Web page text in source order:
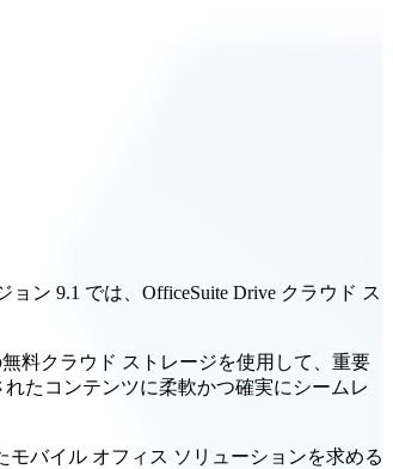
ン 9.1 では、OfficeSuite Drive クラウド ス
料クラウド ストレージを使用して、重要
たコンテンツに柔軟かつ確実にシームレ
バイル オフィス ソリューションを求める